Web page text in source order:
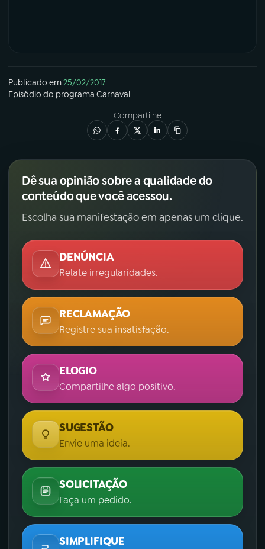
Publicado em25/02/2017
Episódio do programa Carnaval
Compartilhe
Dê sua opinião sobre a qualidade do
conteúdo que você acessou.
Escolha sua manifestação em apenas um clique.
DENÚNCIA
Relate irregularidades.
RECLAMAÇÃO
Registre sua insatisfação.
ELOGIO
Compartilhe algo positivo.
SUGESTÃO
Envie uma ideia.
SOLICITAÇÃO
Faça um pedido.
SIMPLIFIQUE